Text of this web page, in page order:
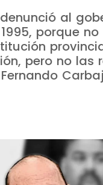
al
porque
pero no las